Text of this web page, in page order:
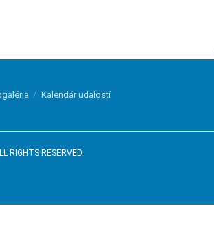
Kalendár udalostí
RIGHTS RESERVED.